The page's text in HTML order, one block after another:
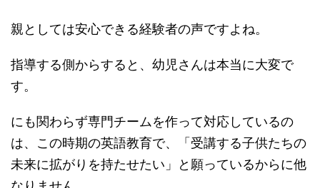
親としては安心できる経験者の声ですよね。
指導する側からすると、幼児さんは本当に大変で
す。
にも関わらず専門チームを作って対応しているの
は、この時期の英語教育で、「受講する子供たちの
未来に拡がりを持たせたい」と願っているからに他